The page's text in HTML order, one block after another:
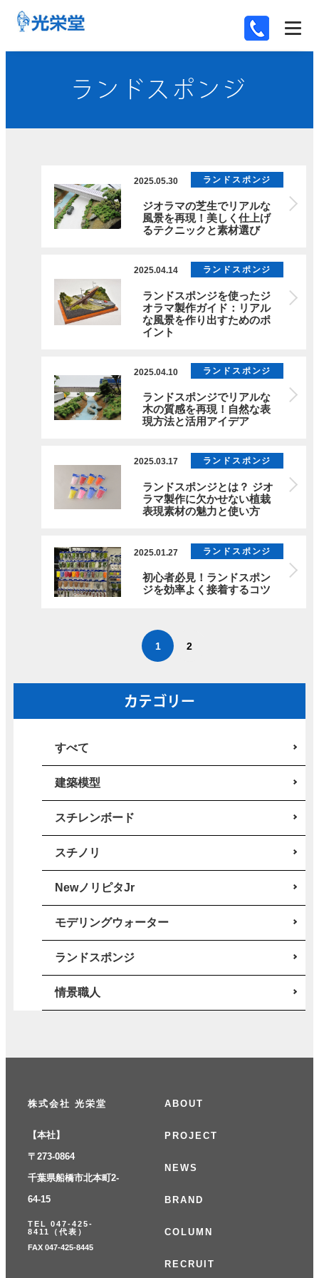
ランドスポンジ
2025.05.30 ランドスポンジ
ジオラマの芝生でリアルな
風景を再現！美しく仕上げ
るテクニックと素材選び
2025.04.14 ランドスポンジ
ランドスポンジを使ったジ
オラマ製作ガイド：リアル
な風景を作り出すためのポ
イント
2025.04.10 ランドスポンジ
ランドスポンジでリアルな
木の質感を再現！自然な表
現方法と活用アイデア
2025.03.17 ランドスポンジ
ランドスポンジとは？ ジオ
ラマ製作に欠かせない植栽
表現素材の魅力と使い方
2025.01.27 ランドスポンジ
初心者必見！ランドスポン
ジを効率よく接着するコツ
の
ペ
1 2
カテゴリー
すべて
建築模型
スチレンボード
スチノリ
NewノリピタJr
モデリングウォーター
ランドスポンジ
情景職人
株式会社 光栄堂
【本社】
〒273-0864
千葉県船橋市北本町2-
64-15
TEL 047-425-
8411（代表）
FAX 047-425-8445
ABOUT
PROJECT
NEWS
BRAND
COLUMN
RECRUIT